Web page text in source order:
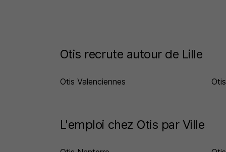
Otis recrute autour de Lille
Otis Valenciennes
L'emploi chez Otis par Ville